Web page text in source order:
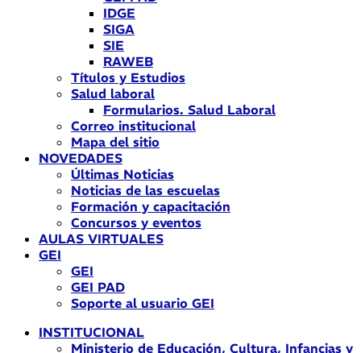
IDGE
SIGA
SIE
RAWEB
Títulos y Estudios
Salud laboral
Formularios. Salud Laboral
Correo institucional
Mapa del sitio
NOVEDADES
Últimas Noticias
Noticias de las escuelas
Formación y capacitación
Concursos y eventos
AULAS VIRTUALES
GEI
GEI
GEI PAD
Soporte al usuario GEI
INSTITUCIONAL
Ministerio de Educación, Cultura, Infancias y